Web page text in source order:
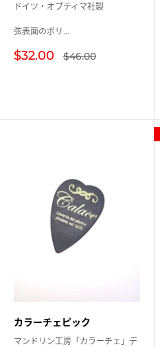
ドイツ・オプティマ社製
弦表面のポリ...
販
$32.00 通
常
$46.00
カラーチェピック
マンドリン工房「カラーチェ」デ